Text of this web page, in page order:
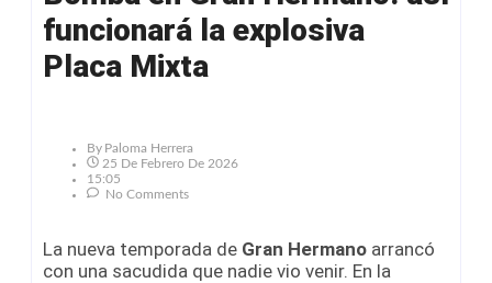
funcionará la explosiva
Placa Mixta
By Paloma Herrera
25 De Febrero De 2026
15:05
No Comments
La nueva temporada de Gran Hermano arrancó
con una sacudida que nadie vio venir. En la